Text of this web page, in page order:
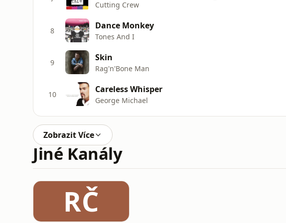
Cutting Crew
8 Dance Monkey
Tones And I
9 Skin
Rag'n'Bone Man
10 Careless Whisper
George Michael
Zobrazit Více
Jiné Kanály
RČ